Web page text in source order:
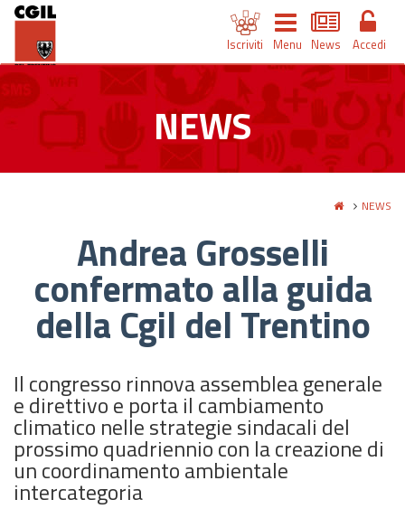
Iscriviti Menu News Accedi
NEWS
NEWS
Andrea Grosselli
confermato alla guida
della Cgil del Trentino
Il congresso rinnova assemblea generale
e direttivo e porta il cambiamento
climatico nelle strategie sindacali del
prossimo quadriennio con la creazione di
un coordinamento ambientale
intercategoria